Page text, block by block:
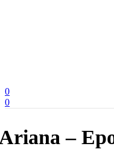
0
0
–